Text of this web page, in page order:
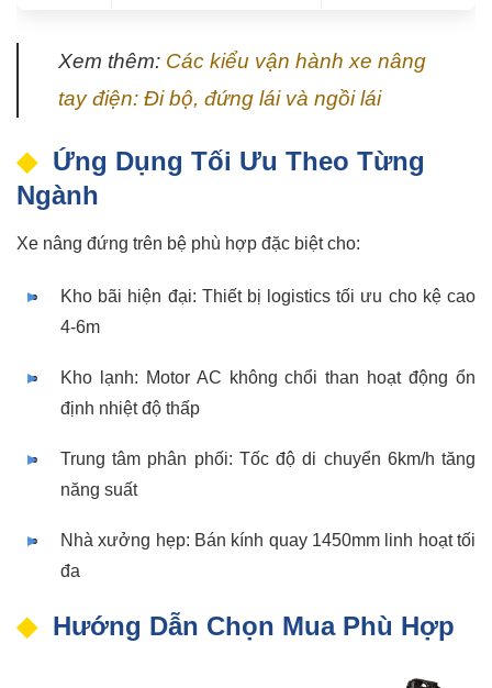
Xem thêm: Các kiểu vận hành xe nâng
tay điện: Đi bộ, đứng lái và ngồi lái
Ứng Dụng Tối Ưu Theo Từng
Ngành
Xe nâng đứng trên bệ phù hợp đặc biệt cho:
Kho bãi hiện đại: Thiết bị logistics tối ưu cho kệ cao
4-6m
Kho lạnh: Motor AC không chổi than hoạt động ổn
định nhiệt độ thấp
Trung tâm phân phối: Tốc độ di chuyển 6km/h tăng
năng suất
Nhà xưởng hẹp: Bán kính quay 1450mm linh hoạt tối
đa
Hướng Dẫn Chọn Mua Phù Hợp